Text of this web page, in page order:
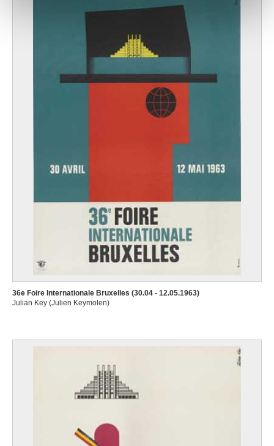
36e Foire Internationale Bruxelles (30.04 - 12.05.1963)
Julian Key (Julien Keymolen)